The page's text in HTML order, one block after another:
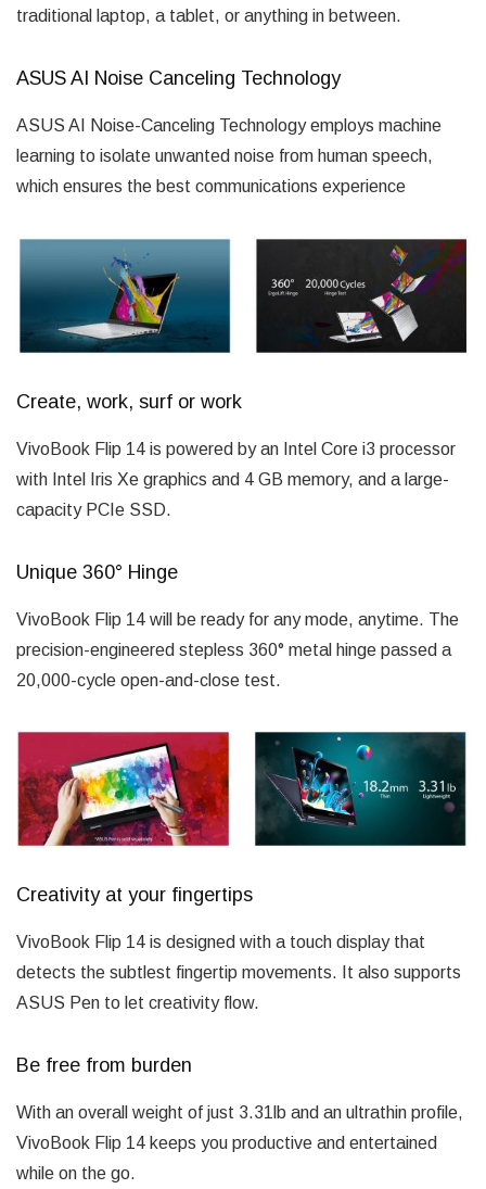
traditional laptop, a tablet, or anything in between.
ASUS AI Noise Canceling Technology
ASUS AI Noise-Canceling Technology employs machine
learning to isolate unwanted noise from human speech,
which ensures the best communications experience
Create, work, surf or work
VivoBook Flip 14 is powered by an Intel Core i3 processor
with Intel Iris Xe graphics and 4 GB memory, and a large-
capacity PCIe SSD.
Unique 360° Hinge
VivoBook Flip 14 will be ready for any mode, anytime. The
precision-engineered stepless 360° metal hinge passed a
20,000-cycle open-and-close test.
Creativity at your fingertips
VivoBook Flip 14 is designed with a touch display that
detects the subtlest fingertip movements. It also supports
ASUS Pen to let creativity flow.
Be free from burden
With an overall weight of just 3.31lb and an ultrathin profile,
VivoBook Flip 14 keeps you productive and entertained
while on the go.